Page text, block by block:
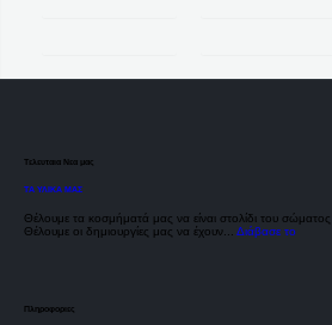
Τελευταια Νεα μας
ΤΑ ΥΛΙΚΑ ΜΑΣ
Θέλουμε τα κοσμήματά μας να είναι στολίδι του
Θέλουμε οι δημιουργίες μας να έχουν... Διάβασε το
Πληροφοριες